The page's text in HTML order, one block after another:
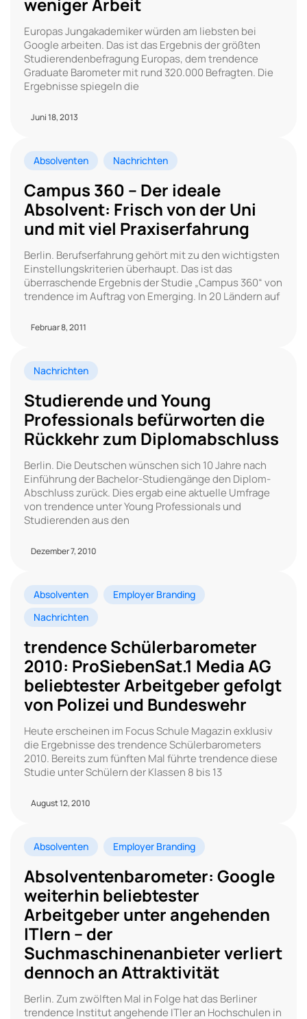
Europas Jungakademiker würden am liebsten bei
Google arbeiten. Das ist das Ergebnis der größten
Studierendenbefragung Europas, dem trendence
Graduate Barometer mit rund 320.000 Befragten. Die
Ergebnisse spiegeln die
Juni 18, 2013
Absolventen Nachrichten
Campus 360 – Der ideale
Absolvent: Frisch von der Uni
und mit viel Praxiserfahrung
Berlin. Berufserfahrung gehört mit zu den wichtigsten
Einstellungskriterien überhaupt. Das ist das
überraschende Ergebnis der Studie „Campus 360“ von
trendence im Auftrag von Emerging. In 20 Ländern auf
Februar 8, 2011
Nachrichten
Studierende und Young
Professionals befürworten die
Rückkehr zum Diplomabschluss
Berlin. Die Deutschen wünschen sich 10 Jahre nach
Einführung der Bachelor-Studiengänge den Diplom-
Abschluss zurück. Dies ergab eine aktuelle Umfrage
von trendence unter Young Professionals und
Studierenden aus den
Dezember 7, 2010
Absolventen
Employer Branding
Nachrichten
trendence Schülerbarometer
2010: ProSiebenSat.1 Media AG
beliebtester Arbeitgeber gefolgt
von Polizei und Bundeswehr
Heute erscheinen im Focus Schule Magazin exklusiv
die Ergebnisse des trendence Schülerbarometers
2010. Bereits zum fünften Mal führte trendence diese
Studie unter Schülern der Klassen 8 bis 13
August 12, 2010
Absolventen Employer Branding
Absolventenbarometer: Google
weiterhin beliebtester
Arbeitgeber unter angehenden
ITlern – der
Suchmaschinenanbieter verliert
dennoch an Attraktivität
Berlin. Zum zwölften Mal in Folge hat das Berliner
trendence Institut angehende ITler an Hochschulen in